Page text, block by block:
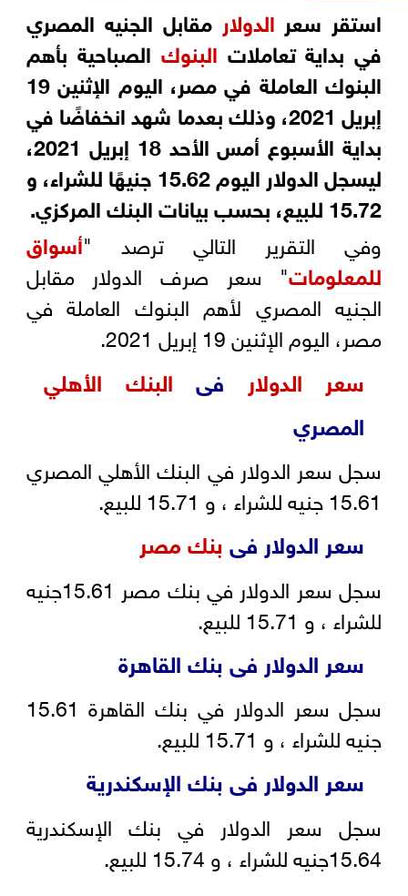
استقر سعر الدولار مقابل الجنيه المصري
في بداية تعاملات البنوك الصباحية بأهم
البنوك العاملة في مصر، اليوم الإثنين 19
إبريل 2021، وذلك بعدما شهد انخفاضًا في
بداية الأسبوع أمس الأحد 18 إبريل 2021،
ليسجل الدولار اليوم 15.62 جنيهًا للشراء، و
15.72 للبيع، بحسب بيانات البنك المركزي.
وفي التقرير التالي ترصد "أسواق
للمعلومات" سعر صرف الدولار مقابل
الجنيه المصري لأهم البنوك العاملة في
مصر، اليوم الإثنين 19 إبريل 2021.
سعر الدولار فى البنك الأهلي
المصري
سجل سعر الدولار في البنك الأهلي المصري
15.61 جنيه للشراء ، و 15.71 للبيع.
سعر الدولار فى بنك مصر
سجل سعر الدولار في بنك مصر 15.61جنيه
للشراء ، و 15.71 للبيع.
سعر الدولار فى بنك القاهرة
سجل سعر الدولار في بنك القاهرة 15.61
جنيه للشراء ، و 15.71 للبيع.
سعر الدولار فى بنك الإسكندرية
سجل سعر الدولار في بنك الإسكندرية
15.64جنيه للشراء ، و 15.74 للبيع.